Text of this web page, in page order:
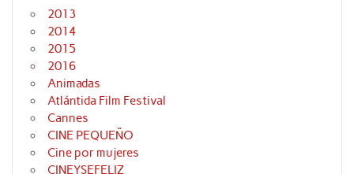
2013
2014
2015
2016
Animadas
Atlántida Film Festival
Cannes
CINE PEQUEÑO
Cine por mujeres
CINEYSEFELIZ